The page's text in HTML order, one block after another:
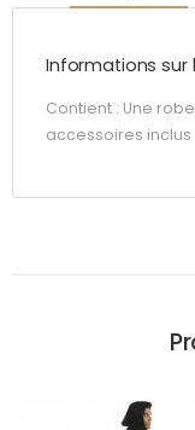
Informations sur
Contient : Une
accessoires inclus